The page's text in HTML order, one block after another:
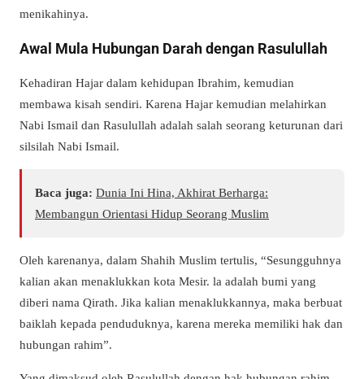
menikahinya.
Awal Mula Hubungan Darah dengan Rasulullah
Kehadiran Hajar dalam kehidupan Ibrahim, kemudian
membawa kisah sendiri. Karena Hajar kemudian melahirkan
Nabi Ismail dan Rasulullah adalah salah seorang keturunan dari
silsilah Nabi Ismail.
Baca juga: Dunia Ini Hina, Akhirat Berharga:
Membangun Orientasi Hidup Seorang Muslim
Oleh karenanya, dalam Shahih Muslim tertulis, “Sesungguhnya
kalian akan menaklukkan kota Mesir. la adalah bumi yang
diberi nama Qirath. Jika kalian menaklukkannya, maka berbuat
baiklah kepada penduduknya, karena mereka memiliki hak dan
hubungan rahim”.